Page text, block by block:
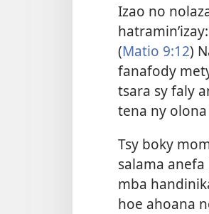
Izao no
(Matio 9:12)
fanafody
tsara sy faly
tena ny
Tsy boky
salama
mba
hoe ahoana